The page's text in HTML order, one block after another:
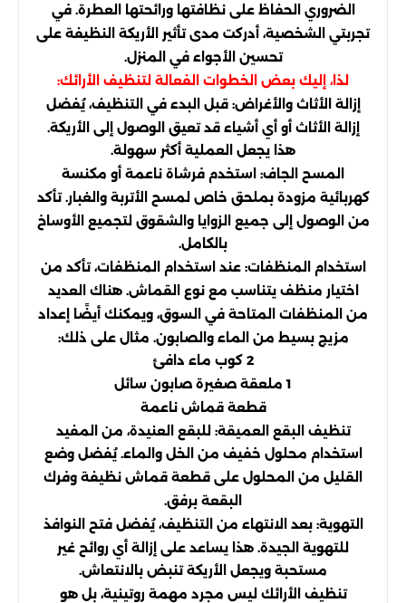
الضروري الحفاظ على نظافتها ورائحتها العطرة. في
تجربتي الشخصية، أدركت مدى تأثير الأريكة النظيفة على
تحسين الأجواء في المنزل.
لذا، إليك بعض الخطوات الفعالة لتنظيف الأرائك:
إزالة الأثاث والأغراض: قبل البدء في التنظيف، يُفضل
إزالة الأثاث أو أي أشياء قد تعيق الوصول إلى الأريكة.
هذا يجعل العملية أكثر سهولة.
المسح الجاف: استخدم فرشاة ناعمة أو مكنسة
كهربائية مزودة بملحق خاص لمسح الأتربة والغبار. تأكد
من الوصول إلى جميع الزوايا والشقوق لتجميع الأوساخ
بالكامل.
استخدام المنظفات: عند استخدام المنظفات، تأكد من
اختيار منظف يتناسب مع نوع القماش. هناك العديد
من المنظفات المتاحة في السوق، ويمكنك أيضًا إعداد
مزيج بسيط من الماء والصابون. مثال على ذلك:
2 كوب ماء دافئ
1 ملعقة صغيرة صابون سائل
قطعة قماش ناعمة
تنظيف البقع العميقة: للبقع العنيدة، من المفيد
استخدام محلول خفيف من الخل والماء. يُفضل وضع
القليل من المحلول على قطعة قماش نظيفة وفرك
البقعة برفق.
التهوية: بعد الانتهاء من التنظيف، يُفضل فتح النوافذ
للتهوية الجيدة. هذا يساعد على إزالة أي روائح غير
مستحبة ويجعل الأريكة تنبض بالانتعاش.
تنظيف الأرائك ليس مجرد مهمة روتينية، بل هو